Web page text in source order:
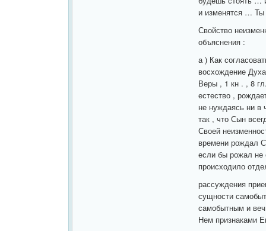
и изменятся … Ты
Свойство
объяснения :
а ) Как
восхождение
Веры , 1 кн . , 8
естество ,
не нуждаясь ни в
так , что Сын
Своей
времени рождал
если бы рожал не
происходило
рассуждения
сущности
самобытным и
Нем признаками